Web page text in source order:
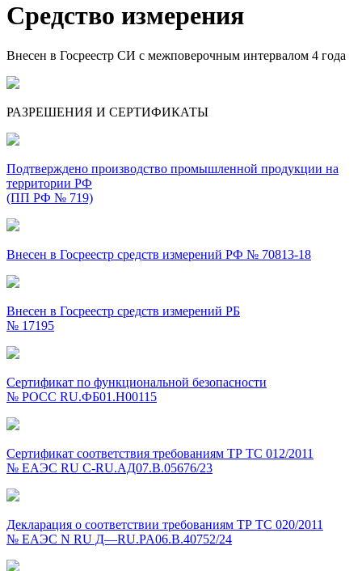
Средство измерения
Внесен в Госреестр СИ с межповерочным интервалом 4 года
РАЗРЕШЕНИЯ И СЕРТИФИКАТЫ
Подтверждено производство промышленной продукции на
территории РФ
(ПП РФ № 719)
Внесен в Госреестр средств измерений РФ № 70813-18
Внесен в Госреестр средств измерений РБ
№ 17195
Сертификат по функциональной безопасности
№ РОСС RU.ФБ01.Н00115
Сертификат соответствия требованиям ТР ТС 012/2011
№ ЕАЭС RU C-RU.АД07.В.05676/23
Декларация о соответствии требованиям ТР ТС 020/2011
№ ЕАЭС N RU Д—RU.PA06.B.40752/24